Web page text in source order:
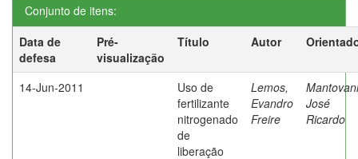
Conjunto de itens:
Data de
defesa
Pré-
visualização
Título Autor
14-Jun-2011
Uso de
fertilizante
nitrogenado
de
liberação
Lemos,
Evandro
Freire
José
Ricardo